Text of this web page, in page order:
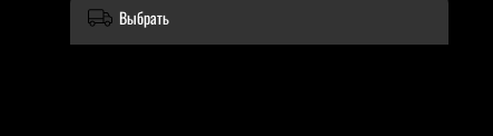
Выбрать